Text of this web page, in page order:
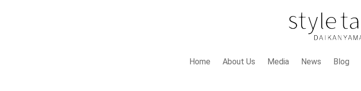
Home About Us Media News Blog